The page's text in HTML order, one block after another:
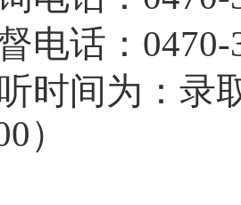
电话： 0470-
时间为：录
）